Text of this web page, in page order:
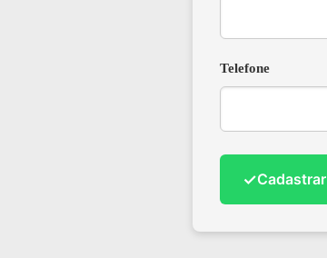
Telefone
✓Cadastrar